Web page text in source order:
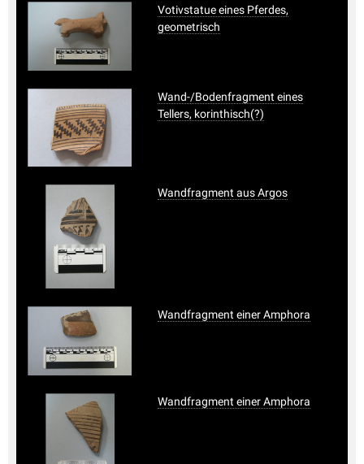
Votivstatue eines Pferdes,
geometrisch
Wand-/Bodenfragment eines
Tellers, korinthisch(?)
Wandfragment aus Argos
Wandfragment einer Amphora
Wandfragment einer Amphora